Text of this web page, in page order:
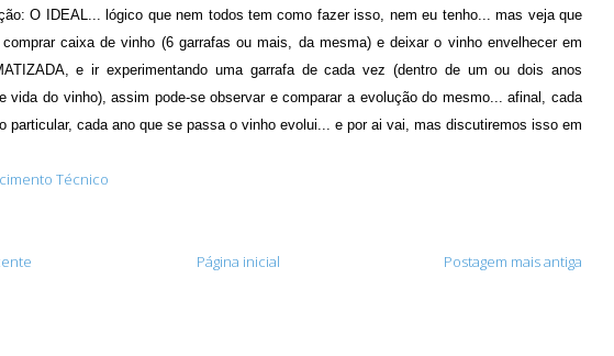
O IDEAL... lógico que nem todos tem como fazer isso, nem eu tenho... mas veja que
caixa de vinho (6 garrafas ou mais, da mesma) e deixar o vinho envelhecer em
e ir experimentando uma garrafa de cada vez (dentro de um ou dois anos
vida do vinho), assim pode-se observar e comparar a evolução do mesmo... afinal, cada
particular, cada ano que se passa o vinho evolui... e por ai vai, mas discutiremos isso em
Técnico
Postagem mais antiga
Página inicial